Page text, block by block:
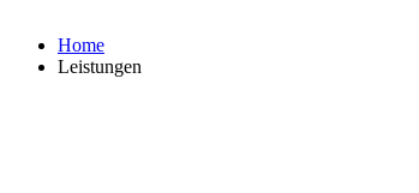
Home
Leistungen